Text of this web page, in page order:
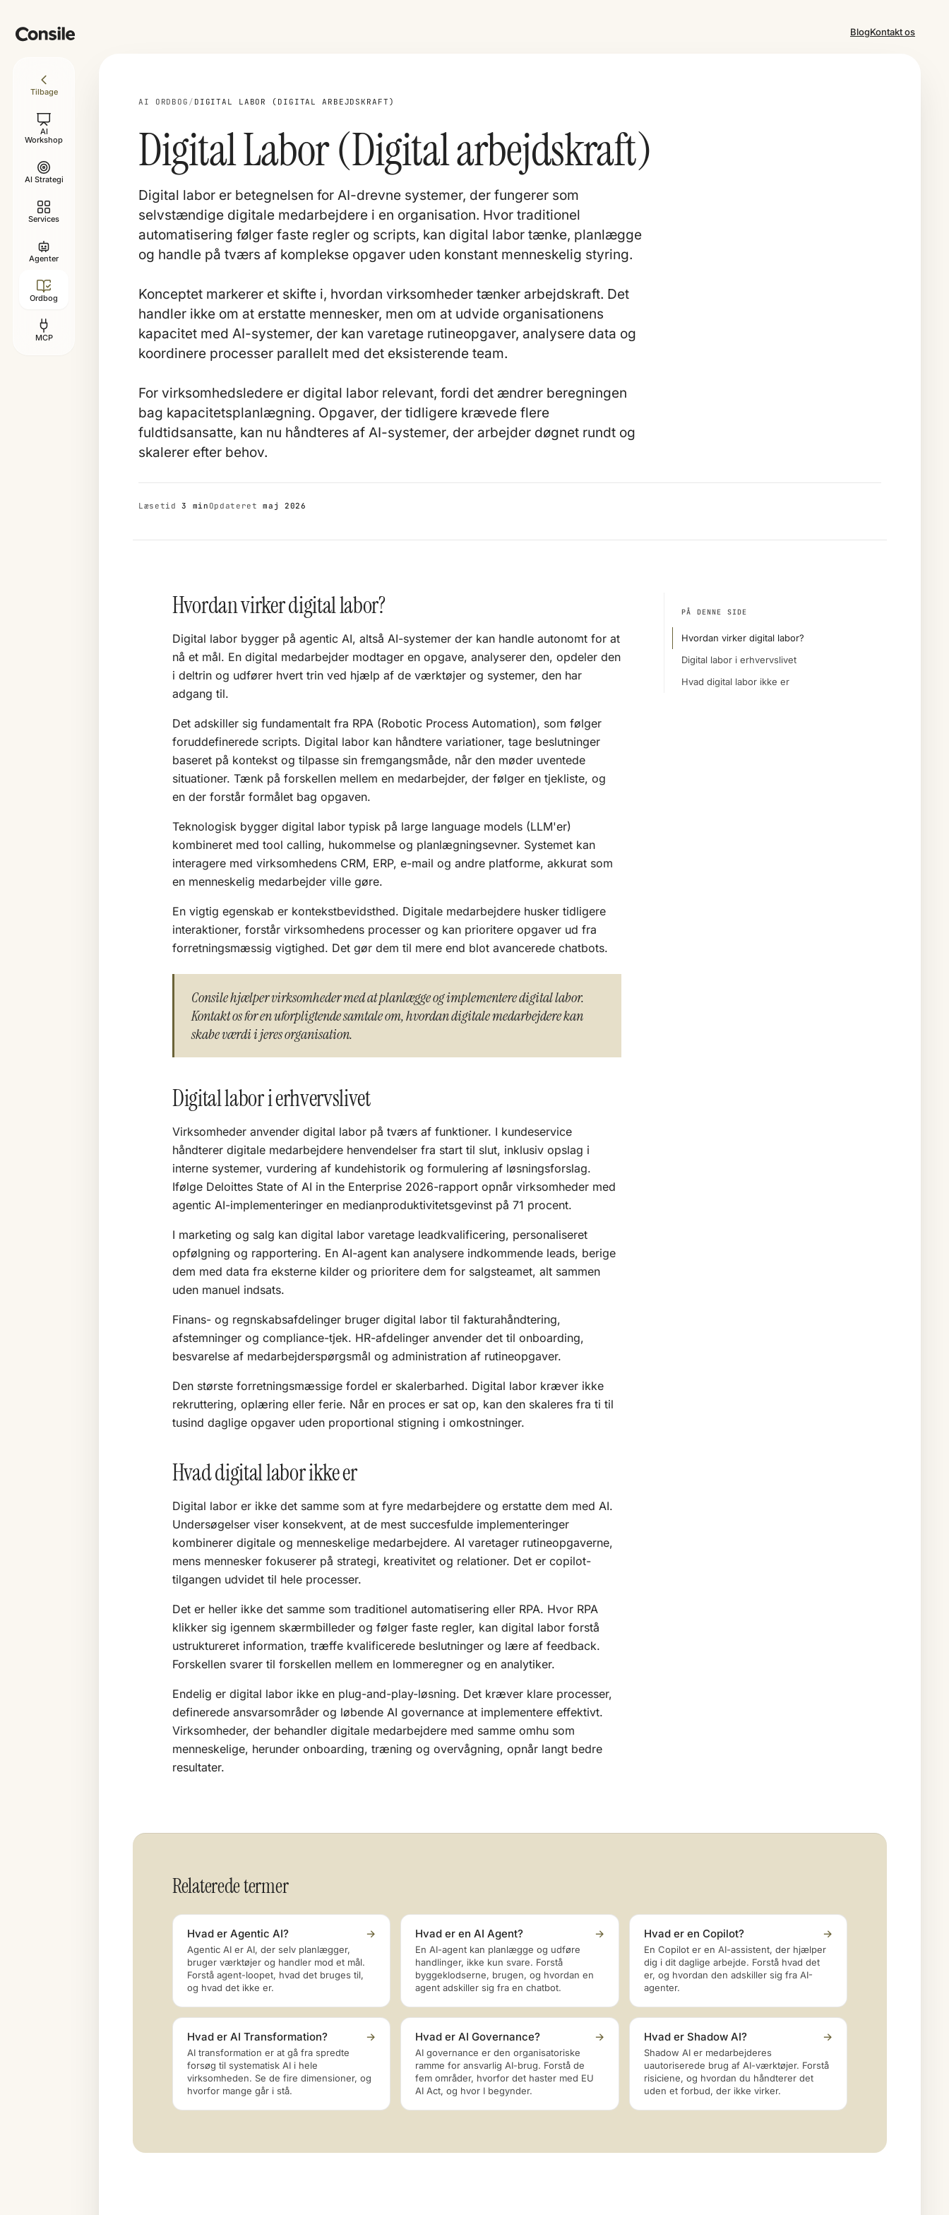
Tilbage
AI
Workshop
AI Strategi
Services
Agenter
Ordbog
MCP
BlogKontakt os
AI ORDBOG / DIGITAL LABOR (DIGITAL ARBEJDSKRAFT)
Digital Labor (Digital arbejdskraft)
Digital labor er betegnelsen for AI-drevne systemer, der fungerer som
selvstændige digitale medarbejdere i en organisation. Hvor traditionel
automatisering følger faste regler og scripts, kan digital labor tænke, planlægge
og handle på tværs af komplekse opgaver uden konstant menneskelig styring.
Konceptet markerer et skifte i, hvordan virksomheder tænker arbejdskraft. Det
handler ikke om at erstatte mennesker, men om at udvide organisationens
kapacitet med AI-systemer, der kan varetage rutineopgaver, analysere data og
koordinere processer parallelt med det eksisterende team.
For virksomhedsledere er digital labor relevant, fordi det ændrer beregningen
bag kapacitetsplanlægning. Opgaver, der tidligere krævede flere
fuldtidsansatte, kan nu håndteres af AI-systemer, der arbejder døgnet rundt og
skalerer efter behov.
Læsetid3 min Opdateretmaj 2026
Hvordan virker digital labor?
Digital labor bygger på agentic AI, altså AI-systemer der kan handle autonomt for at
nå et mål. En digital medarbejder modtager en opgave, analyserer den, opdeler den
i deltrin og udfører hvert trin ved hjælp af de værktøjer og systemer, den har
adgang til.
Det adskiller sig fundamentalt fra RPA (Robotic Process Automation), som følger
foruddefinerede scripts. Digital labor kan håndtere variationer, tage beslutninger
baseret på kontekst og tilpasse sin fremgangsmåde, når den møder uventede
situationer. Tænk på forskellen mellem en medarbejder, der følger en tjekliste, og
en der forstår formålet bag opgaven.
Teknologisk bygger digital labor typisk på large language models (LLM'er)
kombineret med tool calling, hukommelse og planlægningsevner. Systemet kan
interagere med virksomhedens CRM, ERP, e-mail og andre platforme, akkurat som
en menneskelig medarbejder ville gøre.
En vigtig egenskab er kontekstbevidsthed. Digitale medarbejdere husker tidligere
interaktioner, forstår virksomhedens processer og kan prioritere opgaver ud fra
forretningsmæssig vigtighed. Det gør dem til mere end blot avancerede chatbots.
Consile hjælper virksomheder med at planlægge og implementere digital labor.
Kontakt os for en uforpligtende samtale om, hvordan digitale medarbejdere kan
skabe værdi i jeres organisation.
Digital labor i erhvervslivet
Virksomheder anvender digital labor på tværs af funktioner. I kundeservice
håndterer digitale medarbejdere henvendelser fra start til slut, inklusiv opslag i
interne systemer, vurdering af kundehistorik og formulering af løsningsforslag.
Ifølge Deloittes State of AI in the Enterprise 2026-rapport opnår virksomheder med
agentic AI-implementeringer en medianproduktivitetsgevinst på 71 procent.
I marketing og salg kan digital labor varetage leadkvalificering, personaliseret
opfølgning og rapportering. En AI-agent kan analysere indkommende leads, berige
dem med data fra eksterne kilder og prioritere dem for salgsteamet, alt sammen
uden manuel indsats.
Finans- og regnskabsafdelinger bruger digital labor til fakturahåndtering,
afstemninger og compliance-tjek. HR-afdelinger anvender det til onboarding,
besvarelse af medarbejderspørgsmål og administration af rutineopgaver.
Den største forretningsmæssige fordel er skalerbarhed. Digital labor kræver ikke
rekruttering, oplæring eller ferie. Når en proces er sat op, kan den skaleres fra ti til
tusind daglige opgaver uden proportional stigning i omkostninger.
Hvad digital labor ikke er
Digital labor er ikke det samme som at fyre medarbejdere og erstatte dem med AI.
Undersøgelser viser konsekvent, at de mest succesfulde implementeringer
kombinerer digitale og menneskelige medarbejdere. AI varetager rutineopgaverne,
mens mennesker fokuserer på strategi, kreativitet og relationer. Det er copilot-
tilgangen udvidet til hele processer.
Det er heller ikke det samme som traditionel automatisering eller RPA. Hvor RPA
klikker sig igennem skærmbilleder og følger faste regler, kan digital labor forstå
ustruktureret information, træffe kvalificerede beslutninger og lære af feedback.
Forskellen svarer til forskellen mellem en lommeregner og en analytiker.
Endelig er digital labor ikke en plug-and-play-løsning. Det kræver klare processer,
definerede ansvarsområder og løbende AI governance at implementere effektivt.
Virksomheder, der behandler digitale medarbejdere med samme omhu som
menneskelige, herunder onboarding, træning og overvågning, opnår langt bedre
resultater.
PÅ DENNE SIDE
Hvordan virker digital labor?
Digital labor i erhvervslivet
Hvad digital labor ikke er
Relaterede termer
Hvad er Agentic AI? →
Agentic AI er AI, der selv planlægger,
bruger værktøjer og handler mod et mål.
Forstå agent-loopet, hvad det bruges til,
og hvad det ikke er.
Hvad er en AI Agent? →
En AI-agent kan planlægge og udføre
handlinger, ikke kun svare. Forstå
byggeklodserne, brugen, og hvordan en
agent adskiller sig fra en chatbot.
Hvad er en Copilot? →
En Copilot er en AI-assistent, der hjælper
dig i dit daglige arbejde. Forstå hvad det
er, og hvordan den adskiller sig fra AI-
agenter.
Hvad er AI Transformation? →
AI transformation er at gå fra spredte
forsøg til systematisk AI i hele
virksomheden. Se de fire dimensioner, og
hvorfor mange går i stå.
Hvad er AI Governance? →
AI governance er den organisatoriske
ramme for ansvarlig AI-brug. Forstå de
fem områder, hvorfor det haster med EU
AI Act, og hvor I begynder.
Hvad er Shadow AI? →
Shadow AI er medarbejderes
uautoriserede brug af AI-værktøjer. Forstå
risiciene, og hvordan du håndterer det
uden et forbud, der ikke virker.